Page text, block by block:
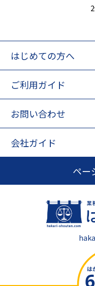
はじめての方へ
ご利用ガイド
お問い合わせ
会社ガイド
ペー